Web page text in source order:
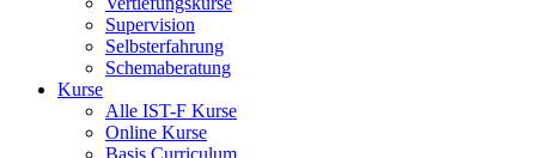
Supervision
Selbsterfahrung
Schemaberatung
Kurse
Alle IST-F Kurse
Online Kurse
Basis Curriculum